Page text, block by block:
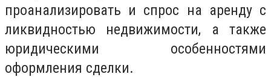
проанализировать и спрос на аренду с
ликвидностью недвижимости, а также
юридическими особенностями
оформления сделки.